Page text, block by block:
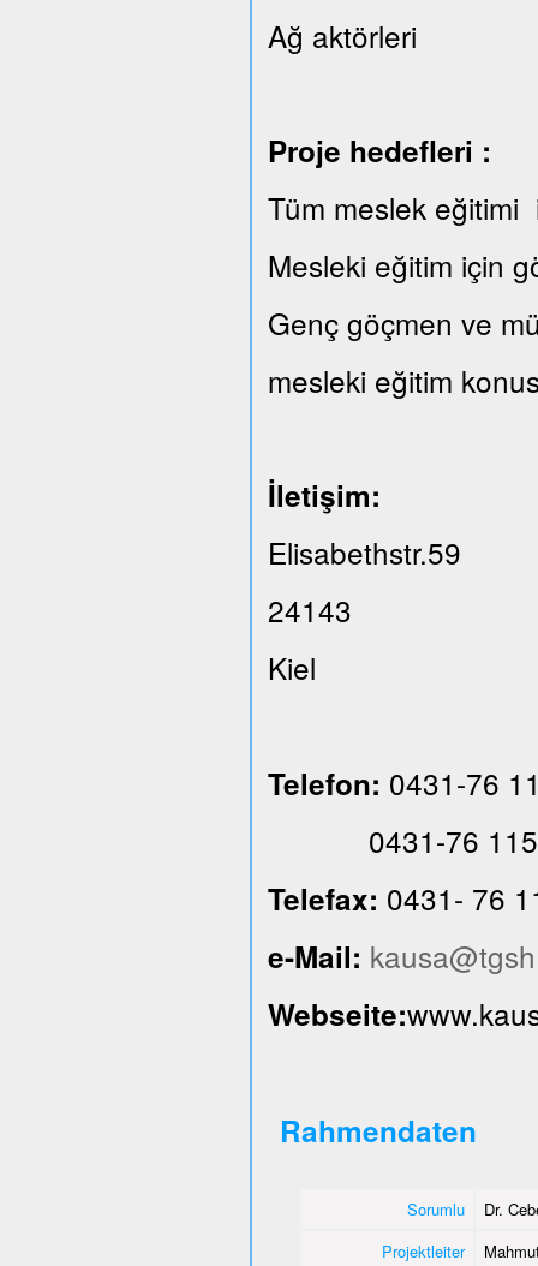
Ağ aktörleri
Proje hedefleri :
Tüm meslek eğitimi
Mesleki eğitim için
Genç göçmen ve
mesleki eğitim
İletişim:
Elisabethstr.59
24143
Kiel
Telefon: 0431-76
0431-76 115
Telefax: 0431- 76
e-Mail:
Webseite:
Rahmendaten
Sorumlu
Dr.
Projektleiter